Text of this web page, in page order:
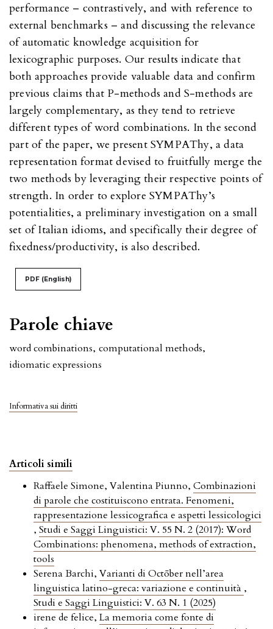
Parole chiave
word combinations, computational methods,
idiomatic expressions
Informativa sui diritti
performance – contrastively, and with reference to
external benchmarks – and discussing the relevance
of automatic knowledge acquisition for
lexicographic purposes. Our results indicate that
both approaches provide valuable data and confirm
previous claims that P-methods and S-methods are
largely complementary, as they tend to retrieve
different types of word combinations. In the second
part of the paper, we present SYMPAThy, a data
representation format devised to fruitfully merge the
two methods by leveraging their respective points of
strength. In order to explore SYMPAThy’s
potentialities, a preliminary investigation on a small
set of Italian idioms, and specifically their degree of
fixedness/productivity, is also described.
PDF (English)
Articoli simili
Raffaele Simone, Valentina Piunno, Combinazioni
di parole che costituiscono entrata. Fenomeni,
rappresentazione lessicografica e aspetti lessicologici
, Studi e Saggi Linguistici: V. 55 N. 2 (2017): Word
Combinations: phenomena, methods of extraction,
tools
Serena Barchi, Varianti di Octōber nell’area
linguistica latino-greca: variazione e continuità ,
Studi e Saggi Linguistici: V. 63 N. 1 (2025)
irene de felice, La memoria come fonte di